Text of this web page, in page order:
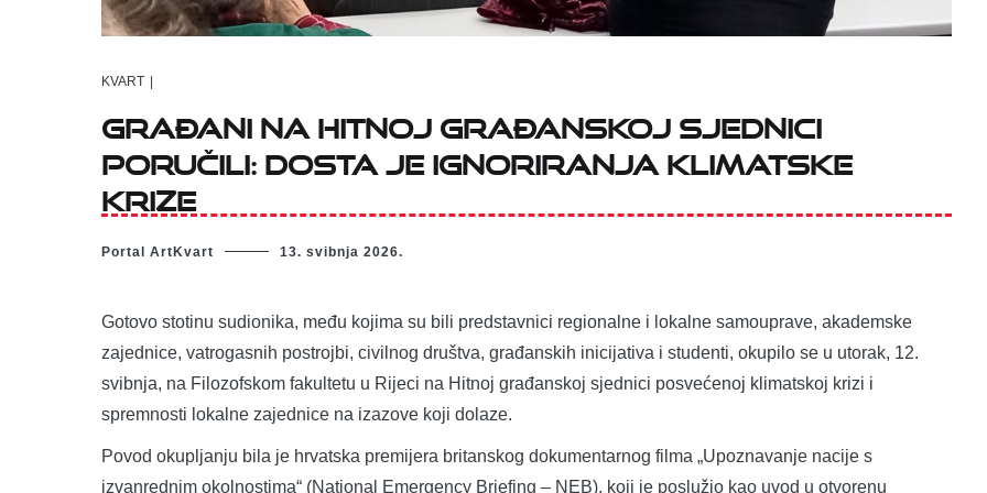
KVART |
Građani na Hitnoj građanskoj sjednici
poručili: Dosta je ignoriranja klimatske
krize
Portal ArtKvart 13. svibnja 2026.
Gotovo stotinu sudionika, među kojima su bili predstavnici regionalne i lokalne samouprave, akademske
zajednice, vatrogasnih postrojbi, civilnog društva, građanskih inicijativa i studenti, okupilo se u utorak, 12.
svibnja, na Filozofskom fakultetu u Rijeci na Hitnoj građanskoj sjednici posvećenoj klimatskoj krizi i
spremnosti lokalne zajednice na izazove koji dolaze.
Povod okupljanju bila je hrvatska premijera britanskog dokumentarnog filma „Upoznavanje nacije s
izvanrednim okolnostima“ (National Emergency Briefing – NEB), koji je poslužio kao uvod u otvorenu